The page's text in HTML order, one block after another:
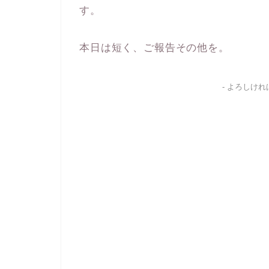
す。
本日は短く、ご報告その他を。
- よろしけれ